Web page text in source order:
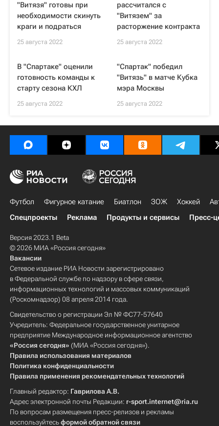
"Витязя" готовы при
необходимости скинуть
краги и подраться
25 августа 2022
рассчитался с
"Витязем" за
расторжение контракта
25 августа 2022
В "Спартаке" оценили
готовность команды к
старту сезона КХЛ
25 августа 2022
"Спартак" победил
"Витязь" в матче Кубка
мэра Москвы
25 августа 2022
Футбол Фигурное катание Биатлон ЗОЖ Хоккей
Спецпроекты
Реклама Продукты и сервисы Пресс-
Версия 2023.1 Beta
© 2026 МИА «Россия сегодня»
Вакансии
Сетевое издание РИА Новости зарегистрировано
в Федеральной службе по надзору в сфере связи,
информационных технологий и массовых коммуникаций
(Роскомнадзор) 08 апреля 2014 года.
Свидетельство о регистрации Эл № ФС77-57640
Учредитель: Федеральное государственное унитарное
предприятие Международное информационное агентство
«Россия сегодня» (МИА «Россия сегодня»).
Правила использования материалов
Политика конфиденциальности
Правила применения рекомендательных технологий
Главный редактор: Гаврилова А.В.
Адрес электронной почты Редакции: r-sport.internet@ria.ru
По вопросам размещения пресс-релизов и рекламы
воспользуйтесьформой обратной связи